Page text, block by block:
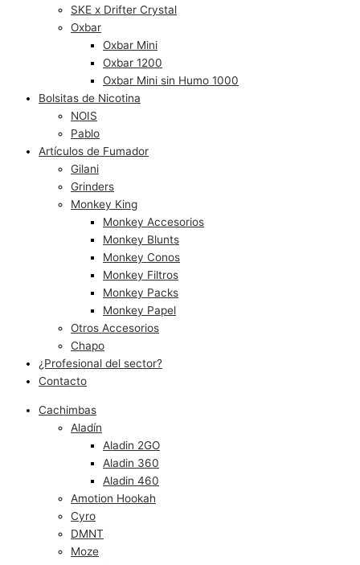
SKE x Drifter Crystal
Oxbar
Oxbar Mini
Oxbar 1200
Oxbar Mini sin Humo 1000
Bolsitas de Nicotina
NOIS
Pablo
Artículos de Fumador
Gilani
Grinders
Monkey King
Monkey Accesorios
Monkey Blunts
Monkey Conos
Monkey Filtros
Monkey Packs
Monkey Papel
Otros Accesorios
Chapo
¿Profesional del sector?
Contacto
Cachimbas
Aladín
Aladin 2GO
Aladin 360
Aladin 460
Amotion Hookah
Cyro
DMNT
Moze